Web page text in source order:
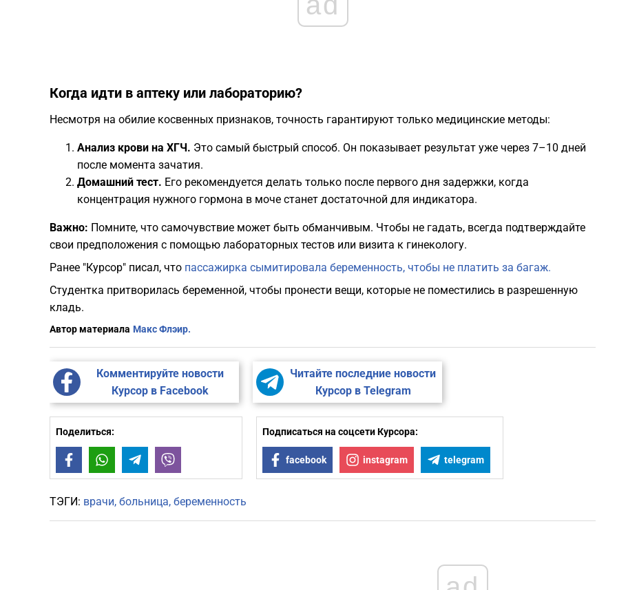
​Когда идти в аптеку или лабораторию?
​Несмотря на обилие косвенных признаков, точность гарантируют только медицинские методы:
Анализ крови на ХГЧ. Это самый быстрый способ. Он показывает результат уже через 7–10 дней
после момента зачатия.
Домашний тест. Его рекомендуется делать только после первого дня задержки, когда
концентрация нужного гормона в моче станет достаточной для индикатора.
Важно: Помните, что самочувствие может быть обманчивым. Чтобы не гадать, всегда подтверждайте
свои предположения с помощью лабораторных тестов или визита к гинекологу.
Ранее "Курсор" писал, что пассажирка сымитировала беременность, чтобы не платить за багаж.
Студентка притворилась беременной, чтобы пронести вещи, которые не поместились в разрешенную
кладь.
Автор материала Макс Флэир.
Комментируйте новости
Курсор в Facebook
Читайте последние новости
Курсор в Telegram
Поделиться:
FacebookWhatsAppTelegram
Подписаться на соцсети Курсора:
facebook instagram telegram
ТЭГИ: врачи больница беременность